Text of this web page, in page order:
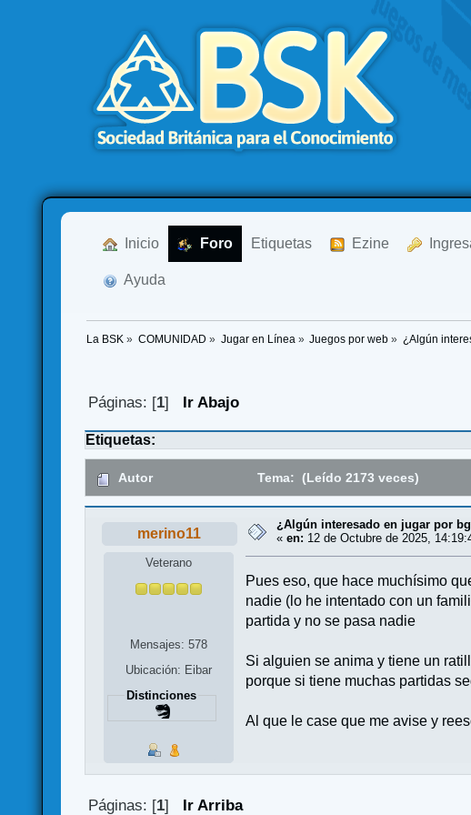
Inicio Foro Etiquetas Ezine
Ayuda
La BSK » COMUNIDAD » Jugar en Línea » Juegos por web » ¿Algún
Páginas: [1] Ir Abajo
Etiquetas:
Autor Tema: (Leído 2173 veces)
merino11
Veterano
Mensajes: 578
Ubicación: Eibar
Distinciones
¿Algún interesado en jugar por
«en: 12 de Octubre de 2025,
Pues eso, que hace muchísimo
nadie (lo he intentado con un
partida y no se pasa nadie
Si alguien se anima y tiene un
porque si tiene muchas partidas
Al que le case que me avise y
Páginas: [1] Ir Arriba